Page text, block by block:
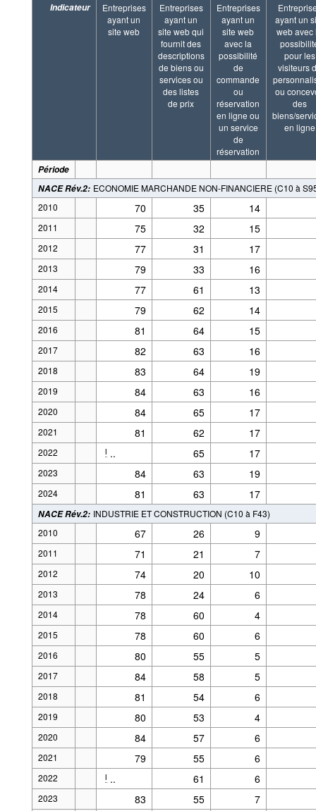
Indicateur
Entreprises
ayant un
site web
Entreprises
ayant un
site web qui
fournit des
descriptions
de biens ou
services ou
des listes
de prix
Entreprises
ayant un
site web
avec la
possibilité
de
commande
ou
réservation
en ligne ou
un service
de
réservation
ayant un
web avec
pour les
visiteurs
ou
des
biens/
en ligne
Période
NACE Rév.2: ECONOMIE MARCHANDE NON-FINANCIERE (C10 à
2010
70 35 14
2011 75 32 15
2012 77 31 17
2013 79 33 16
2014 77 61 13
2015 79 62 14
2016 81 64 15
2017 82 63 16
2018 83 64 19
2019 84 63 16
2020 84 65 17
2021 81 62 17
2022 l .. 65 17
2023 84 63 19
2024 81 63 17
NACE Rév.2: INDUSTRIE ET CONSTRUCTION (C10 à F43)
2010
67 26 9
2011 71 21 7
2012 74 20 10
2013 78 24 6
2014 78 60 4
2015 78 60 6
2016 80 55 5
2017 84 58 5
2018 81 54 6
2019 80 53 4
2020 84 57 6
2021 79 55 6
2022 l .. 61 6
2023 83 55 7